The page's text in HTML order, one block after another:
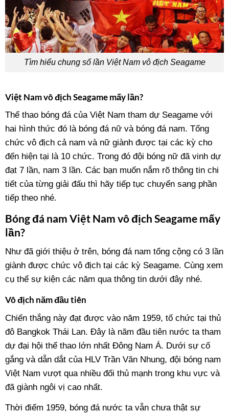
Tìm hiểu chung số lần Việt Nam vô địch Seagame
Việt Nam vô địch Seagame mấy lần?
Thể thao bóng đá của Việt Nam tham dự Seagame với
hai hình thức đó là bóng đá nữ và bóng đá nam. Tổng
chức vô địch cả nam và nữ giành được tại các kỳ cho
đến hiện tại là 10 chức. Trong đó đội bóng nữ đã vinh dự
đạt 7 lần, nam 3 lần. Các bạn muốn nắm rõ thông tin chi
tiết của từng giải đấu thì hãy tiếp tục chuyển sang phần
tiếp theo nhé.
Bóng đá nam Việt Nam vô địch Seagame mấy
lần?
Như đã giới thiệu ở trên, bóng đá nam tổng cộng có 3 lần
giành được chức vô địch tại các kỳ Seagame. Cùng xem
cụ thể sự kiện các năm qua thông tin dưới đây nhé.
Vô địch năm đầu tiên
Chiến thắng này đạt được vào năm 1959, tổ chức tại thủ
đô Bangkok Thái Lan. Đây là năm đầu tiên nước ta tham
dự đại hội thể thao lớn nhất Đông Nam Á. Dưới sự cố
gắng và dẫn dắt của HLV Trần Văn Nhung, đội bóng nam
Việt Nam vượt qua nhiều đối thủ mạnh trong khu vực và
đã giành ngôi vị cao nhất.
Thời điểm 1959, bóng đá nước ta vẫn chưa thật sự